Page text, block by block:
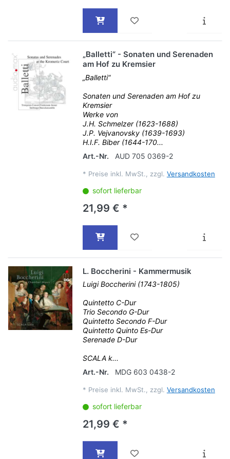
„Balletti“ - Sonaten und Serenaden
am Hof zu Kremsier
„Balletti“
Sonaten und Serenaden am Hof zu
Kremsier
Werke von
J.H. Schmelzer (1623-1688)
J.P. Vejvanovsky (1639-1693)
H.I.F. Biber (1644-170...
Art.-Nr.
AUD 705 0369-2
* Preise inkl. MwSt., zzgl. Versandkosten
sofort lieferbar
21,99 € *
L. Boccherini - Kammermusik
Luigi Boccherini (1743-1805)
Quintetto C-Dur
Trio Secondo G-Dur
Quintetto Secondo F-Dur
Quintetto Quinto Es-Dur
Serenade D-Dur
SCALA k...
Art.-Nr.
MDG 603 0438-2
* Preise inkl. MwSt., zzgl. Versandkosten
sofort lieferbar
21,99 € *